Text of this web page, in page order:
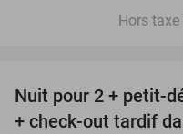
Hors
Nuit pour 2 + petit-
+ check-out tardif